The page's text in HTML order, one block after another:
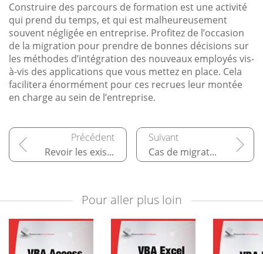
Construire des parcours de formation est une activité
qui prend du temps, et qui est malheureusement
souvent négligée en entreprise. Profitez de l’occasion
de la migration pour prendre de bonnes décisions sur
les méthodes d’intégration des nouveaux employés vis-
à-vis des applications que vous mettez en place. Cela
facilitera énormément pour ces recrues leur montée
en charge au sein de l’entreprise.
Revoir les existants et les besoins réels Cas de migration
Pour aller plus loin